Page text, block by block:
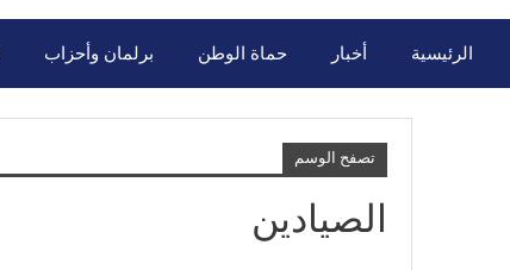
الرئيسية أخبار حماة الوطن برلمان وأحزاب
تصفح الوسم
الصيادين